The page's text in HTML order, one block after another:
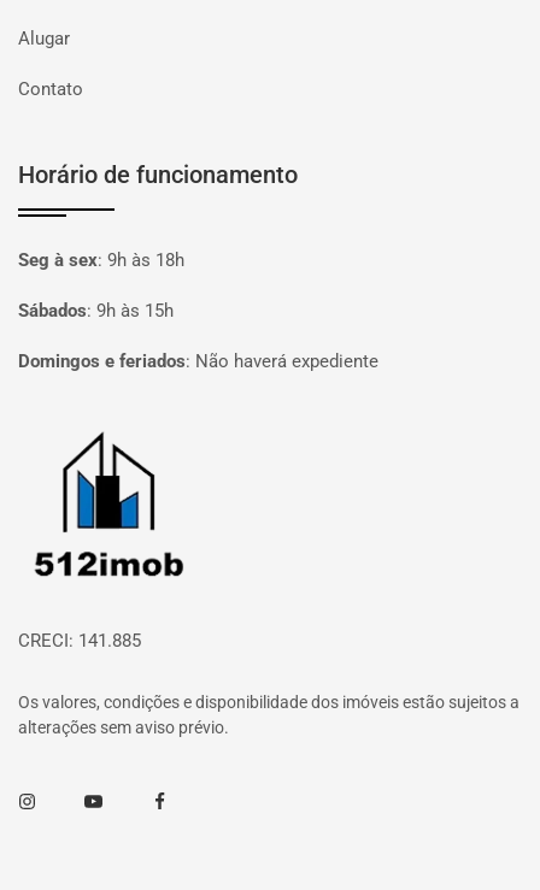
Alugar
Contato
Horário de funcionamento
Seg à sex: 9h às 18h
Sábados: 9h às 15h
Domingos e feriados: Não haverá expediente
Página inicial
CRECI: 141.885
Os valores, condições e disponibilidade dos imóveis estão sujeitos a
alterações sem aviso prévio.
InstagramYoutube Facebook